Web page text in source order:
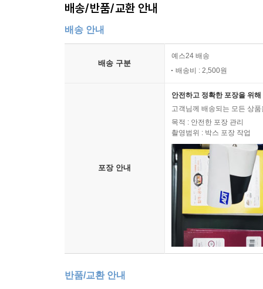
배송/반품/교환 안내
배송 안내
배송 구분
예스24 배송
배송비 : 2,500원
포장 안내
안전하고 정확한 포장을 위
고객님께 배송되는 모든 상
목적 : 안전한 포장 관리
촬영범위 : 박스 포장 작업
반품/교환 안내